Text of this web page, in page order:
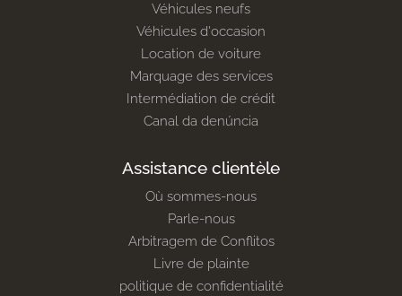
Véhicules neufs
Véhicules d'occasion
Location de voiture
Marquage des services
Intermédiation de crédit
Canal da denúncia
Assistance clientèle
Où sommes-nous
Parle-nous
Arbitragem de Conflitos
Livre de plainte
politique de confidentialité